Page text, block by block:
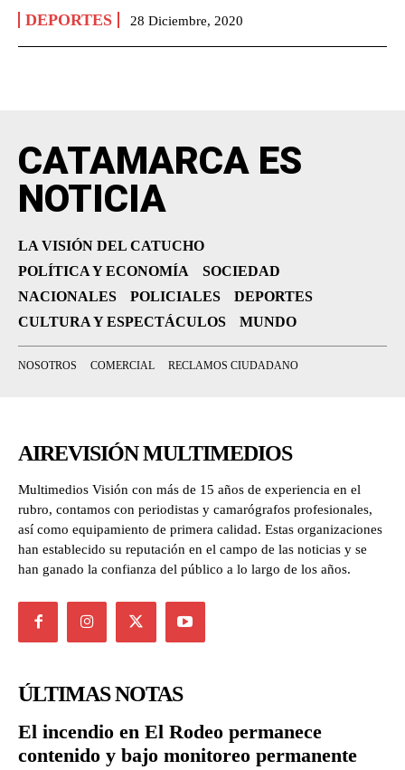
DEPORTES 28 Diciembre, 2020
CATAMARCA ES
NOTICIA
LA VISIÓN DEL CATUCHO
POLÍTICA Y ECONOMÍA
SOCIEDAD
NACIONALES
POLICIALES
DEPORTES
CULTURA Y ESPECTÁCULOS
MUNDO
NOSOTROS COMERCIAL RECLAMOS CIUDADANO
AIREVISIÓN MULTIMEDIOS
Multimedios Visión con más de 15 años de experiencia en el
rubro, contamos con periodistas y camarógrafos profesionales,
así como equipamiento de primera calidad. Estas organizaciones
han establecido su reputación en el campo de las noticias y se
han ganado la confianza del público a lo largo de los años.
ÚLTIMAS NOTAS
El incendio en El Rodeo permanece
contenido y bajo monitoreo permanente